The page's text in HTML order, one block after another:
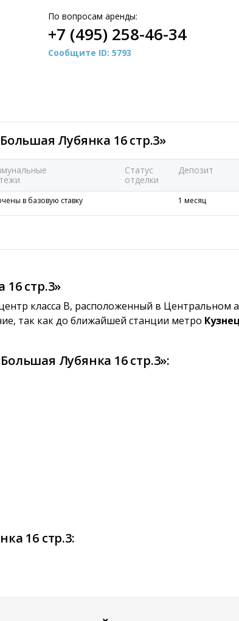
По вопросам аренды:
+7 (495) 258-46-34
Сообщите ID: 5793
Лубянка 16 стр.3»
Статус
отделки
Депозит
в базовую ставку 1 месяц
стр.3»
класса B, расположенный в Центральном
так как до ближайшей станции метро
Лубянка 16 стр.3»:
16 стр.3: